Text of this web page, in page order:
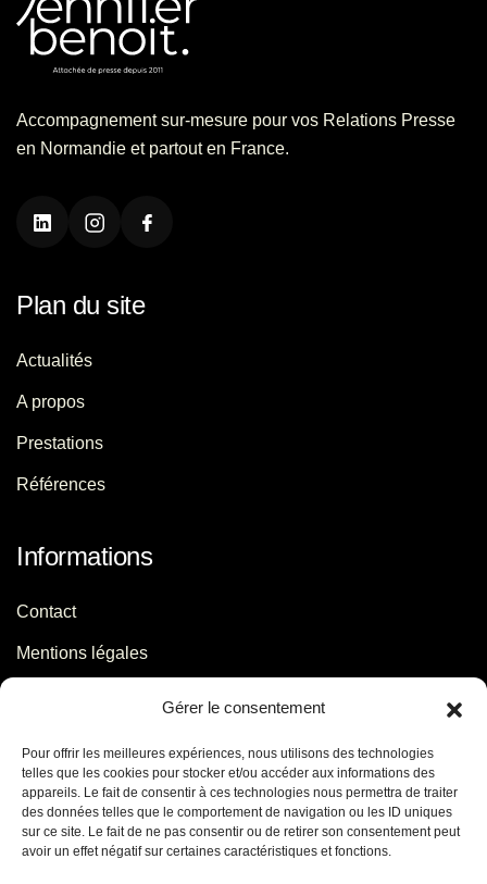
Gérer le consentement
Pour offrir les meilleures expériences, nous utilisons des technologies
telles que les cookies pour stocker et/ou accéder aux informations des
appareils. Le fait de consentir à ces technologies nous permettra de traiter
des données telles que le comportement de navigation ou les ID uniques
sur ce site. Le fait de ne pas consentir ou de retirer son consentement peut
avoir un effet négatif sur certaines caractéristiques et fonctions.
Accompagnement sur-mesure pour vos Relations Presse
en Normandie et partout en France.
Plan du site
Actualités
A propos
Prestations
Références
Informations
Contact
Mentions légales
Contact
06 29 56 64 44
contact[@]jb-conseils.fr